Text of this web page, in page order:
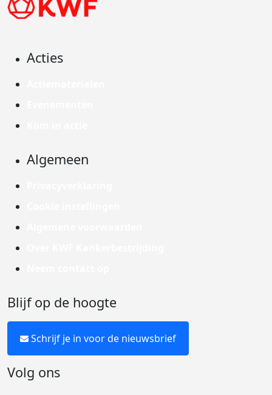
Acties
Algemeen
Blijf op de hoogte
Schrijf je in voor de nieuwsbrief
Volg ons